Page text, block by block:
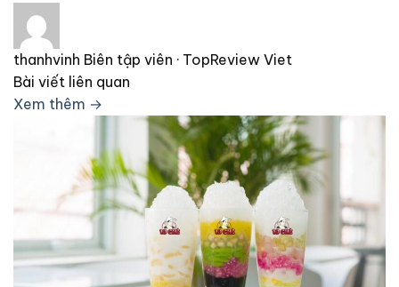
thanhvinh Biên tập viên · TopReview Viet
Bài viết liên quan
Xem thêm →